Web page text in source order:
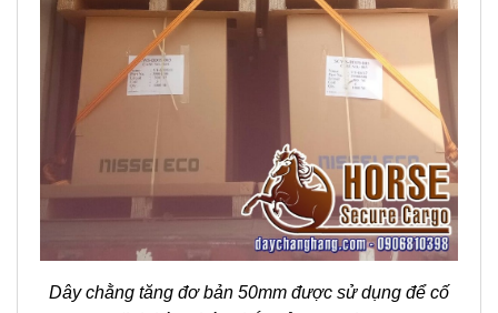
Dây chằng tăng đơ bản 50mm được sử dụng để cố